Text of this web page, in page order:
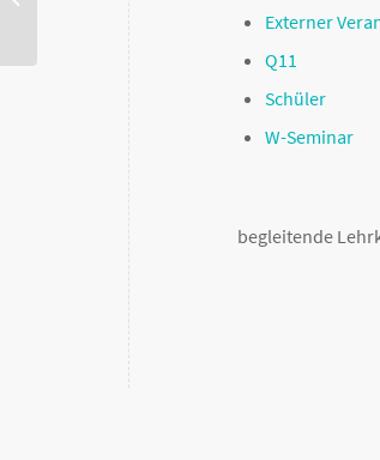
Externer
Q11
Schüler
W-Seminar
begleitende